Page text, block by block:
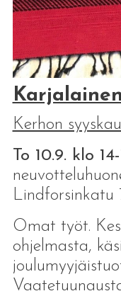
Kerhon
To 10.9. klo
Lindforsinkatu
Omat työt.
ohjelmasta,